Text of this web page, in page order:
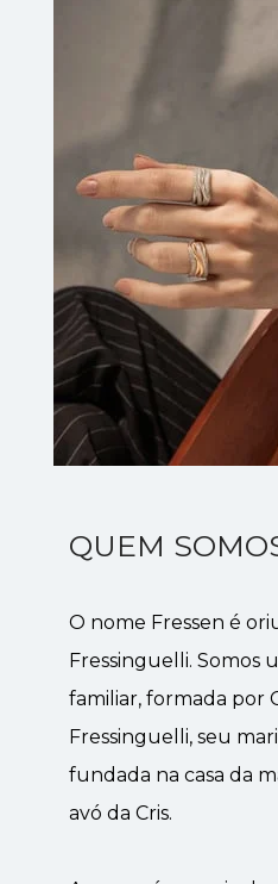
QUEM
O nome Fressen é
Fressinguelli. Somos
familiar, formada por
Fressinguelli, seu
fundada na casa da
avó da Cris.